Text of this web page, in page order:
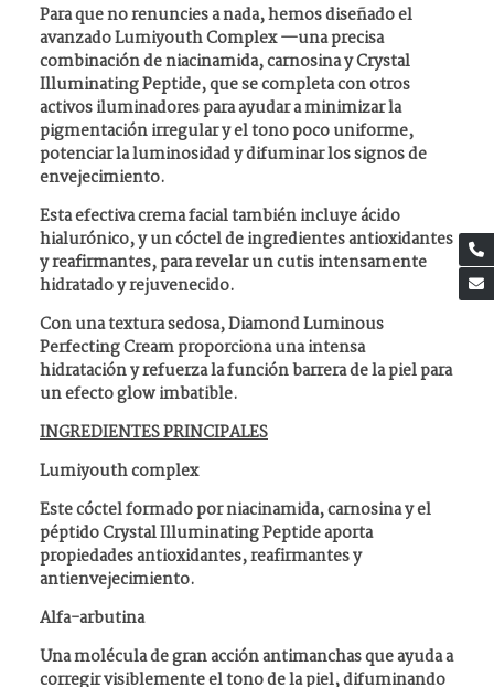
Para que no renuncies a nada, hemos diseñado el
avanzado Lumiyouth Complex —una precisa
combinación de niacinamida, carnosina y Crystal
Illuminating Peptide, que se completa con otros
activos iluminadores para ayudar a minimizar la
pigmentación irregular y el tono poco uniforme,
potenciar la luminosidad y difuminar los signos de
envejecimiento.
Esta efectiva crema facial también incluye ácido
hialurónico, y un cóctel de ingredientes antioxidantes
y reafirmantes, para revelar un cutis intensamente
hidratado y rejuvenecido.
Con una textura sedosa, Diamond Luminous
Perfecting Cream proporciona una intensa
hidratación y refuerza la función barrera de la piel para
un efecto glow imbatible.
INGREDIENTES PRINCIPALES
Lumiyouth complex
Este cóctel formado por niacinamida, carnosina y el
péptido Crystal Illuminating Peptide aporta
propiedades antioxidantes, reafirmantes y
antienvejecimiento.
Alfa-arbutina
Una molécula de gran acción antimanchas que ayuda a
corregir visiblemente el tono de la piel, difuminando